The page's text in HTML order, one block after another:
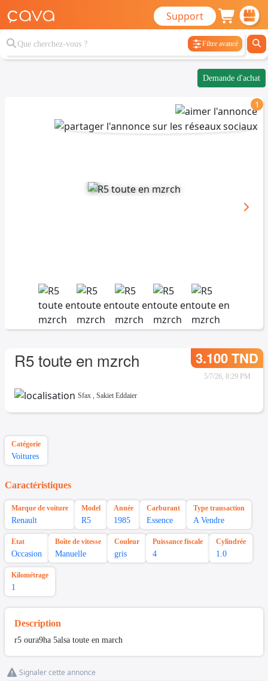
Support
Filtre avancé
Demande d'achat
1
R5 toute en mzrch 3.100 TND
5/7/26, 8:29 PM
Sfax , Sakiet Eddaier
Catégorie
Voitures
Caractéristiques
Marque de voiture
Renault
Model
R5
Année
1985
Carburant
Essence
Type transaction
A Vendre
Etat
Occasion
Boîte de vitesse
Manuelle
Couleur
gris
Puissance fiscale
4
Cylindrée
1.0
Kilométrage
1
Description
r5 oura9ha 5alsa toute en march
Signaler cette annonce